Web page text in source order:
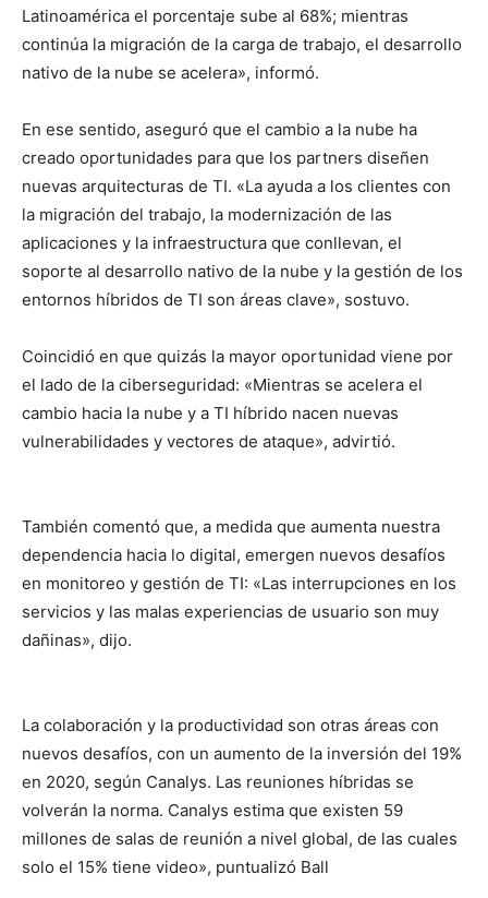
Latinoamérica el porcentaje sube al 68%; mientras
continúa la migración de la carga de trabajo, el desarrollo
nativo de la nube se acelera», informó.
En ese sentido, aseguró que el cambio a la nube ha
creado oportunidades para que los partners diseñen
nuevas arquitecturas de TI. «La ayuda a los clientes con
la migración del trabajo, la modernización de las
aplicaciones y la infraestructura que conllevan, el
soporte al desarrollo nativo de la nube y la gestión de los
entornos híbridos de TI son áreas clave», sostuvo.
Coincidió en que quizás la mayor oportunidad viene por
el lado de la ciberseguridad: «Mientras se acelera el
cambio hacia la nube y a TI híbrido nacen nuevas
vulnerabilidades y vectores de ataque», advirtió.
También comentó que, a medida que aumenta nuestra
dependencia hacia lo digital, emergen nuevos desafíos
en monitoreo y gestión de TI: «Las interrupciones en los
servicios y las malas experiencias de usuario son muy
dañinas», dijo.
La colaboración y la productividad son otras áreas con
nuevos desafíos, con un aumento de la inversión del 19%
en 2020, según Canalys. Las reuniones híbridas se
volverán la norma. Canalys estima que existen 59
millones de salas de reunión a nivel global, de las cuales
solo el 15% tiene video», puntualizó Ball